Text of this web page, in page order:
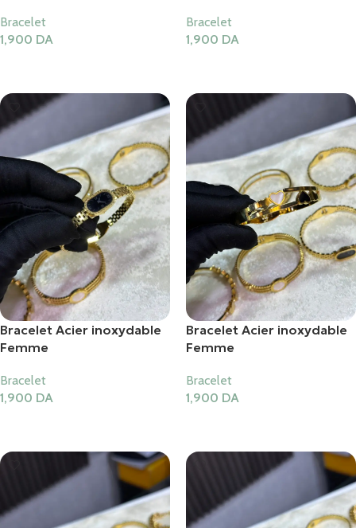
Bracelet
1,900 DA
Bracelet
1,900 DA
Bracelet Acier inoxydable
Femme
Bracelet
1,900 DA
Bracelet Acier inoxydable
Femme
Bracelet
1,900 DA